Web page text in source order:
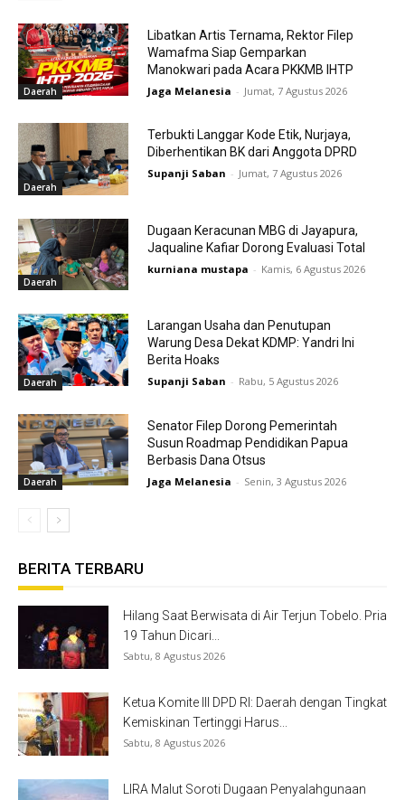
Daerah
Libatkan Artis Ternama, Rektor Filep
Wamafma Siap Gemparkan
Manokwari pada Acara PKKMB IHTP
Jaga Melanesia - Jumat, 7 Agustus 2026
Daerah
Terbukti Langgar Kode Etik, Nurjaya,
Diberhentikan BK dari Anggota DPRD
Supanji Saban - Jumat, 7 Agustus 2026
Daerah
Dugaan Keracunan MBG di Jayapura,
Jaqualine Kafiar Dorong Evaluasi Total
kurniana mustapa - Kamis, 6 Agustus 2026
Daerah
Larangan Usaha dan Penutupan
Warung Desa Dekat KDMP: Yandri Ini
Berita Hoaks
Supanji Saban - Rabu, 5 Agustus 2026
Daerah
Senator Filep Dorong Pemerintah
Susun Roadmap Pendidikan Papua
Berbasis Dana Otsus
Jaga Melanesia - Senin, 3 Agustus 2026
BERITA TERBARU
Hilang Saat Berwisata di Air Terjun Tobelo. Pria
19 Tahun Dicari...
Sabtu, 8 Agustus 2026
Ketua Komite III DPD RI: Daerah dengan Tingkat
Kemiskinan Tertinggi Harus...
Sabtu, 8 Agustus 2026
LIRA Malut Soroti Dugaan Penyalahgunaan